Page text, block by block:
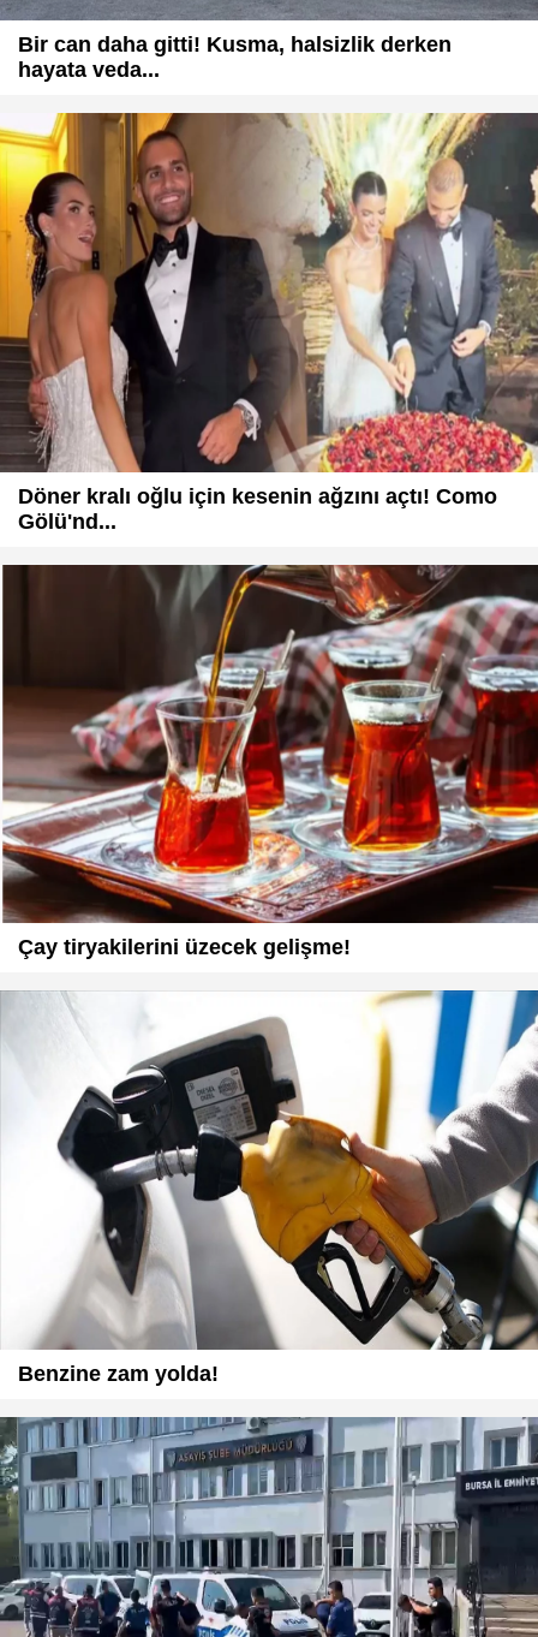
Bir can daha gitti! Kusma, halsizlik derken
hayata veda...
Döner kralı oğlu için kesenin ağzını açtı! Como
Gölü'nd...
Çay tiryakilerini üzecek gelişme!
Benzine zam yolda!